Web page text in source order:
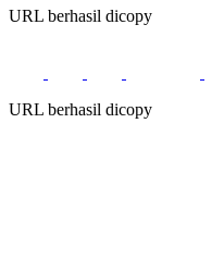
URL berhasil dicopy
URL berhasil dicopy